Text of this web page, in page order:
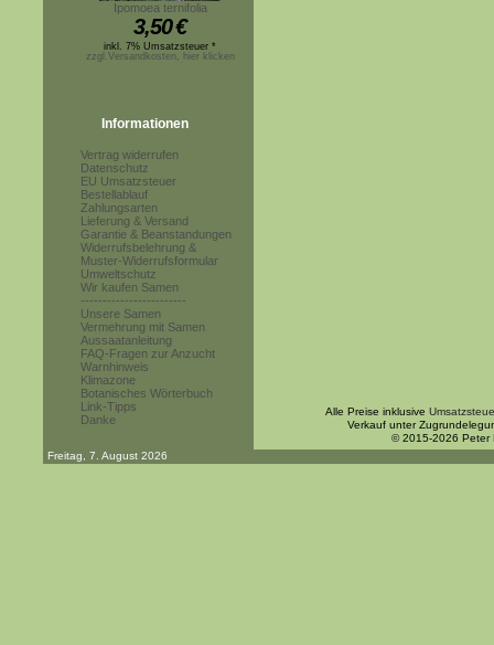
Ipomoea ternifolia
3,50€
inkl. 7% Umsatzsteuer *
zzgl.Versandkosten, hier klicken
Informationen
Vertrag widerrufen
Datenschutz
EU Umsatzsteuer
Bestellablauf
Zahlungsarten
Lieferung & Versand
Garantie & Beanstandungen
Widerrufsbelehrung &
Muster-Widerrufsformular
Umweltschutz
Wir kaufen Samen
------------------------
Unsere Samen
Vermehrung mit Samen
Aussaatanleitung
FAQ-Fragen zur Anzucht
Warnhinweis
Klimazone
Botanisches Wörterbuch
Link-Tipps
Danke
Alle Preise inklusive
Verkauf unter
© 2015-2026 Peter
Freitag, 7. August 2026